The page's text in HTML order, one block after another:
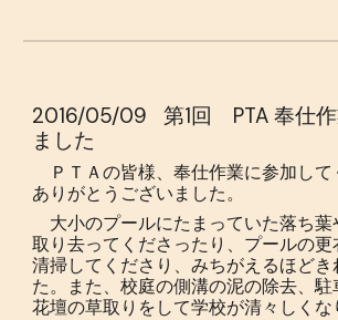
2016/05/09
第1回 PTA 奉仕
ました
ＰＴＡの皆様、奉仕作業に参加して
ありがとうございました。
大小のプールにたまっていた落ち葉
取り去ってくださったり、プールの
清掃してくださり、みちがえるほどき
た。また、校庭の側溝の泥の除去、駐
花壇の草取りをして学校が清々しくな